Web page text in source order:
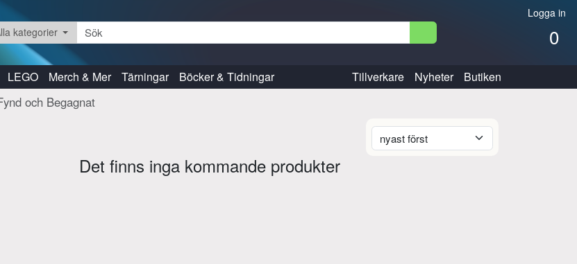
Logga in
0
kategorier
LEGO Merch & Mer Tärningar Böcker & Tidningar Tillverkare Nyheter Butiken
och Begagnat
Det finns inga kommande produkter